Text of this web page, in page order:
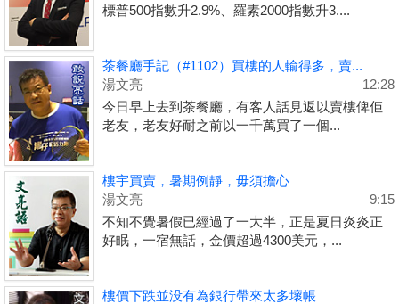
標普500指數升2.9%、羅素2000指數升3....
茶餐廳手記（#1102）買樓的人輸得多，賣...
湯文亮
12:28
今日早上去到茶餐廳，有客人話見返以賣樓俾佢
老友，老友好耐之前以一千萬買了一個...
樓宇買賣，暑期例靜，毋須擔心
湯文亮
9:15
不知不覺暑假已經過了一大半，正是夏日炎炎正
好眠，一宿無話，金價超過4300美元，...
樓價下跌並没有為銀行帶來太多壞帳